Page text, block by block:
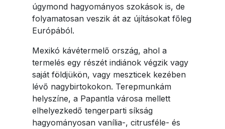
úgymond hagyományos szokások is, de
folyamatosan veszik át az újításokat főleg
Európából.
Mexikó kávétermelő ország, ahol a
termelés egy részét indiánok végzik vagy
saját földjükön, vagy meszticek kezében
lévő nagybirtokokon. Terepmunkám
helyszíne, a Papantla városa mellett
elhelyezkedő tengerparti síkság
hagyományosan vanília-, citrusféle- és